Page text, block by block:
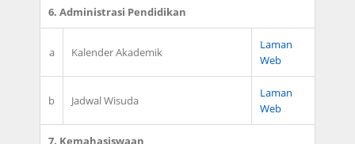
6. Administrasi Pendidikan
a Kalender Akademik
Laman
Web
b Jadwal Wisuda
Laman
Web
7. Kemahasiswaan